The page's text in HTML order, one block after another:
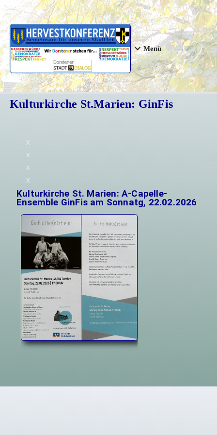
Menü
Kulturkirche St.Marien: GinFis
x
x
x
x
Kulturkirche St. Marien: A-Capelle-
Ensemble GinFis am Sonnatg, 22.02.2026